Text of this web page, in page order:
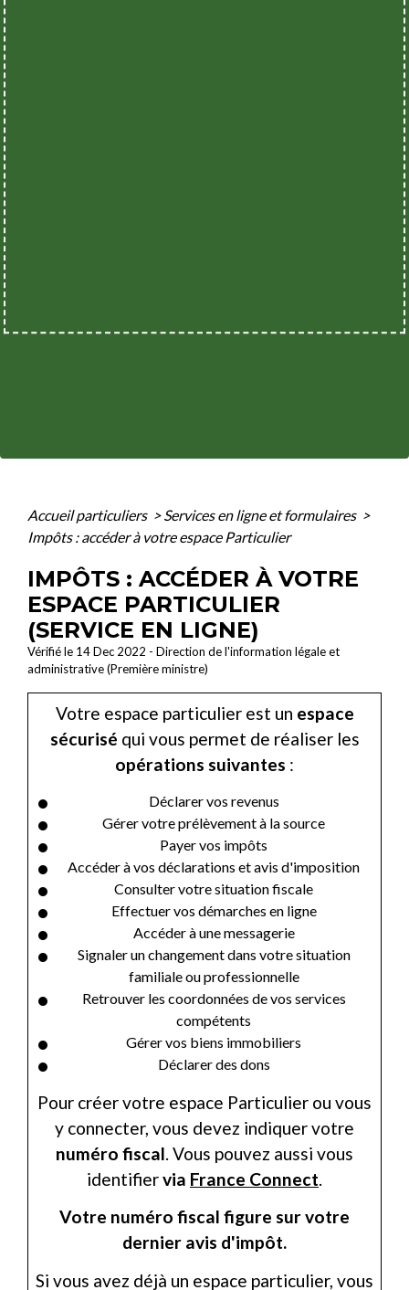
Accueil particuliers > Services en ligne et formulaires >
Impôts : accéder à votre espace Particulier
IMPÔTS : ACCÉDER À VOTRE
ESPACE PARTICULIER
(SERVICE EN LIGNE)
Vérifié le 14 Dec 2022 - Direction de l'information légale et
administrative (Première ministre)
Votre espace particulier est un espace
sécurisé qui vous permet de réaliser les
opérations suivantes :
Déclarer vos revenus
Gérer votre prélèvement à la source
Payer vos impôts
Accéder à vos déclarations et avis d'imposition
Consulter votre situation fiscale
Effectuer vos démarches en ligne
Accéder à une messagerie
Signaler un changement dans votre situation
familiale ou professionnelle
Retrouver les coordonnées de vos services
compétents
Gérer vos biens immobiliers
Déclarer des dons
Pour créer votre espace Particulier ou vous
y connecter, vous devez indiquer votre
numéro fiscal. Vous pouvez aussi vous
identifiervia France Connect.
Votre numéro fiscal figure sur votre
dernier avis d'impôt.
Si vous avez déjà un espace particulier, vous